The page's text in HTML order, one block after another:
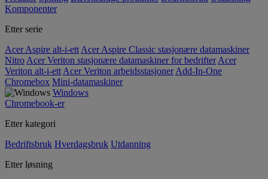
Komponenter
Etter serie
Acer Aspire alt-i-ett Acer Aspire Classic stasjonære datamaskiner
Nitro Acer Veriton stasjonære datamaskiner for bedrifter Acer
Veriton alt-i-ett Acer Veriton arbeidsstasjoner Add-In-One
Chromebox Mini-datamaskiner
Windows
Chromebook-er
Etter kategori
Bedriftsbruk Hverdagsbruk Utdanning
Etter løsning